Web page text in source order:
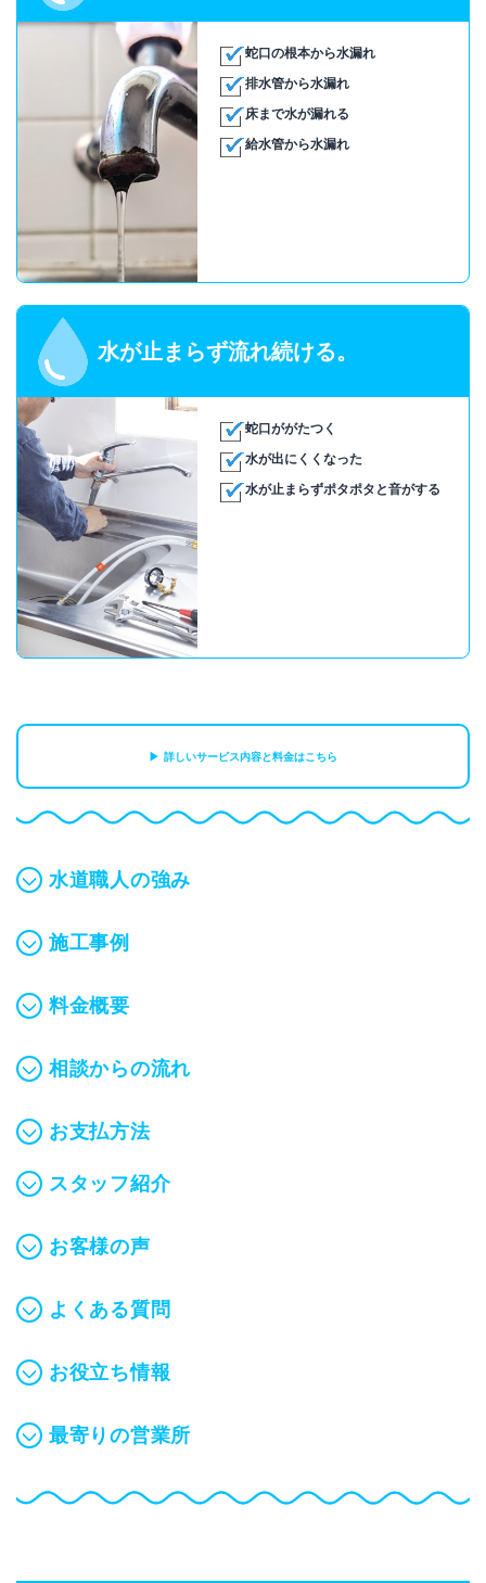
蛇口の根本から水漏れ
排水管から水漏れ
床まで水が漏れる
給水管から水漏れ
水が止まらず流れ続ける。
蛇口ががたつく
水が出にくくなった
水が止まらずポタポタと音がする
詳しいサービス内容と料金はこちら
水道職人の強み
施工事例
料金概要
相談からの流れ
お支払方法
スタッフ紹介
お客様の声
よくある質問
お役立ち情報
最寄りの営業所